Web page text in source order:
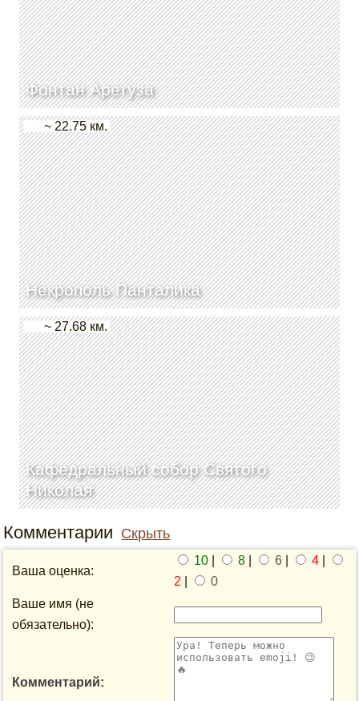
Фонтан Аретуза
Некрополь Панталика
~ 22.75 км.
Кафедральный собор Святого
Николая
~ 27.68 км.
Комментарии Скрыть
Ваша оценка:
10 8 6 4
2
0
Ваше имя (не
обязательно):
Комментарий: